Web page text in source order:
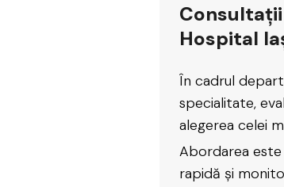
Hospital
În cadrul
specialitate,
alegerea celei
Abordarea
rapidă și